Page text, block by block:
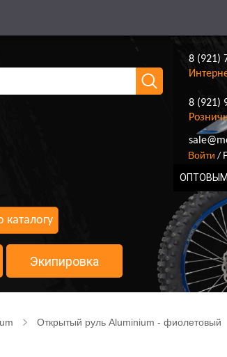
8 (921)
8 (921)
8 (921)
Войти /
каталогу
Экипировка
Открытый руль Aluminium - фиолетовый